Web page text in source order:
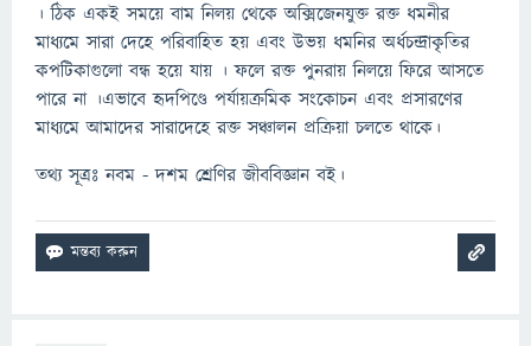
। ঠিক একই সময়ে বাম নিলয় থেকে অক্সিজেনযুক্ত রক্ত ধমনীর
মাধ্যমে সারা দেহে পরিবাহিত হয় এবং উভয় ধমনির অর্ধচন্দ্রাকৃতির
কপটিকাগুলাে বন্ধ হয়ে যায় । ফলে রক্ত পুনরায় নিলয়ে ফিরে আসতে
পারে না ।এভাবে হৃদপিণ্ডে পর্যায়ক্রমিক সংকোচন এবং প্রসারণের
মাধ্যমে আমাদের সারাদেহে রক্ত সঞ্চালন প্রক্রিয়া চলতে থাকে।
তথ্য সূত্রঃ নবম - দশম শ্রেণির জীববিজ্ঞান বই।